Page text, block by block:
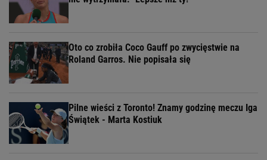
Oto co zrobiła Coco Gauff po zwycięstwie na
Roland Garros. Nie popisała się
Pilne wieści z Toronto! Znamy godzinę meczu Iga
Świątek - Marta Kostiuk